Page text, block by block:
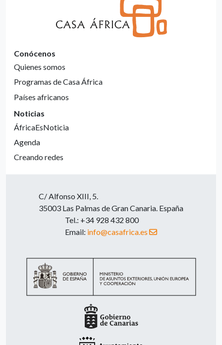
Conócenos
Quienes somos
Programas de Casa África
Países africanos
Noticias
ÁfricaEsNoticia
Agenda
Creando redes
C/ Alfonso XIII, 5.
35003 Las Palmas de Gran Canaria. España
Tel.: +34 928 432 800
Email: info@casafrica.es